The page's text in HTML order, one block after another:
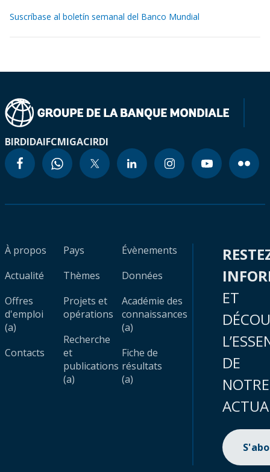
Suscríbase al boletín semanal del Banco Mundial
BIRDIDAIFCMIGACIRDI
À propos
Actualité
Offres
d'emploi
(a)
Contacts
Pays
Thèmes
Projets et
opérations
Recherche
et
publications
(a)
Évènements
Données
Académie des
connaissances
(a)
Fiche de
résultats
(a)
ET
DE
NOTRE